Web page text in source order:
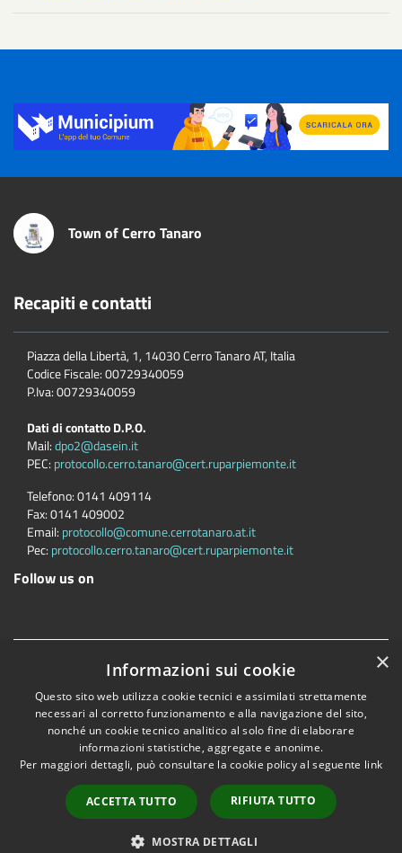
Title
Town of Cerro Tanaro
Recapiti e contatti
Piazza della Libertà, 1, 14030 Cerro Tanaro AT, Italia
Codice Fiscale: 00729340059
P.Iva: 00729340059
Dati di contatto D.P.O.
Mail:dpo2@dasein.it
PEC: protocollo.cerro.tanaro@cert.ruparpiemonte.it
Telefono:0141 409114
Fax:0141 409002
Email: protocollo@comune.cerrotanaro.at.it
Pec: protocollo.cerro.tanaro@cert.ruparpiemonte.it
Follow us on
Accessibility Privacy Cookie Sitemap
Comune convenzionatoAstigov
Progetto|Convenzione|Adesioni
×
Informazioni sui cookie
Questo sito web utilizza cookie tecnici e assimilati strettamente
necessari al corretto funzionamento e alla navigazione del sito,
nonché un cookie tecnico analitico al solo fine di elaborare
informazioni statistiche, aggregate e anonime.
Per maggiori dettagli, può consultare la cookie policy al seguente link
ACCETTA TUTTO RIFIUTA TUTTO
MOSTRA DETTAGLI